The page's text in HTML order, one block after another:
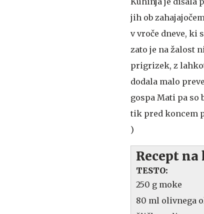
jih ob
v vroče dneve, ki
zato je na žalost
prigrizek, z
dodala malo
gospa Mati pa so
tik pred koncem
)
Recept
TESTO:
250 g moke
80 ml olivnega